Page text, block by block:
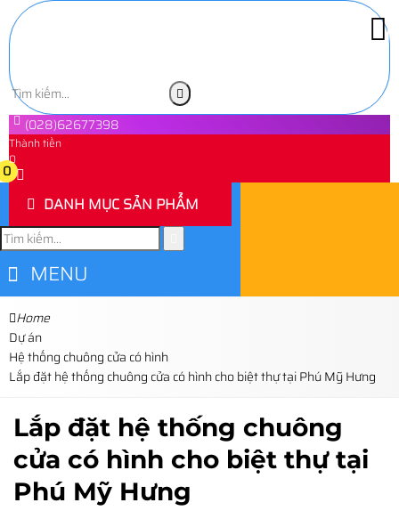
(028)62677398
Thành tiền
0
0
DANH MỤC SẢN PHẨM
MENU
Home
Dự án
Hệ thống chuông cửa có hình
Lắp đặt hệ thống chuông cửa có hình cho biệt thự tại Phú Mỹ Hưng
Lắp đặt hệ thống chuông
cửa có hình cho biệt thự tại
Phú Mỹ Hưng